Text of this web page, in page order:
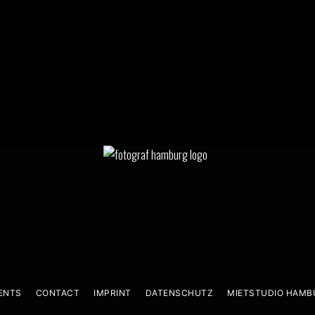
CONTACT IMPRINT DATENSCHUTZ MIETSTUDIO